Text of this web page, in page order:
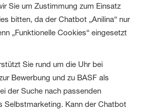
Sie um Zustimmung zum Einsatz
bitten, da der Chatbot „Anilina“ nur
„Funktionelle Cookies“ eingesetzt
Sie rund um die Uhr bei
Bewerbung und zu BASF als
der Suche nach passenden
Selbstmarketing. Kann der Chatbot